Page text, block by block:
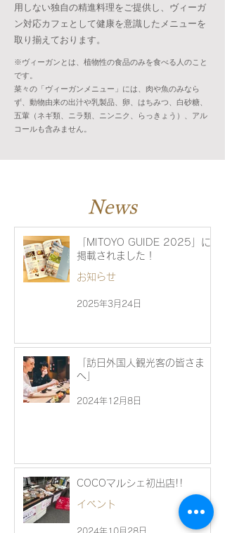
用しない独自の精進料理をご提供し、ヴィーガ
ン対応カフェとして健康を意識したメニューを
取り揃えております。
※ヴィーガンとは、植物性の食品のみを食べる人のこと
です。
菜々の「ヴィーガンメニュー」には、肉や魚のみなら
ず、動物由来の出汁や乳製品、卵、はちみつ、白砂糖、
五葷（ネギ類、ニラ類、ニンニク、らっきょう）、アル
コールも含みません。
News
「MITOYO GUIDE 2025」に
掲載されました！
お知らせ
2025年3月24日
「訪日外国人観光客の皆さま
へ」
2024年12月8日
COCOマルシェ初出店!!
イベント
2024年10月28日